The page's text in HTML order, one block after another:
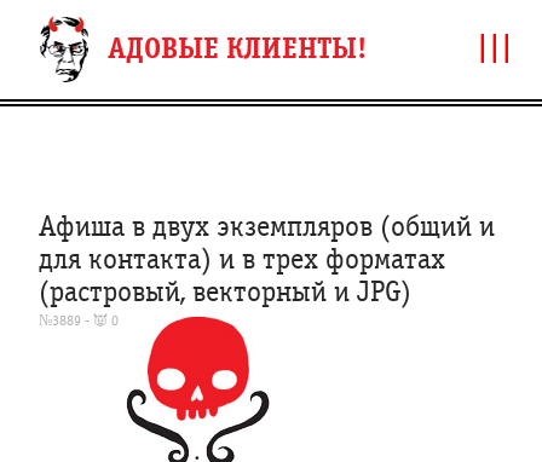
АДОВЫЕ КЛИЕНТЫ!
Афиша в двух экземпляров (общий и
для контакта) и в трех форматах
(растровый, векторный и JPG)
№3889 - 👿 0